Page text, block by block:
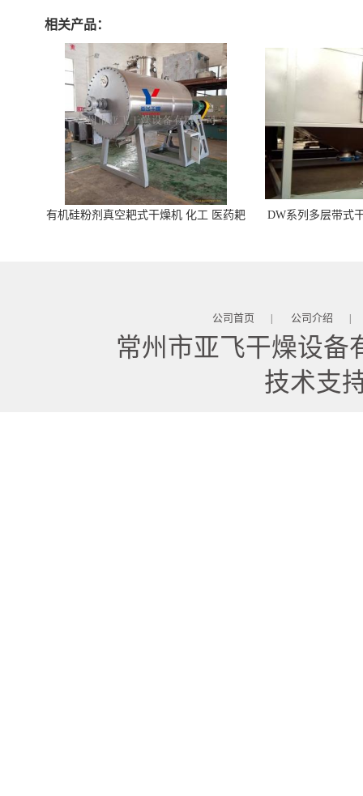
相关产品：
有机硅粉剂真空耙式干燥机 化工 医药耙
DW系列多层带式
公司首页 | 公司介绍 |
常州市亚飞干燥设备
技术支